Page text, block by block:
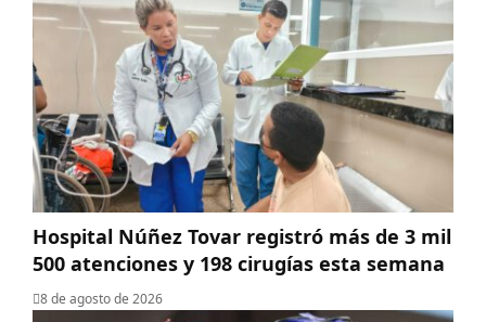
Hospital Núñez Tovar registró más de 3 mil
500 atenciones y 198 cirugías esta semana
8 de agosto de 2026